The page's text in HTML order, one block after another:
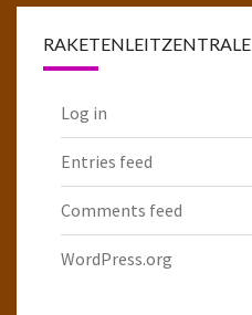
RAKETENLEITZENTRALE
Log in
Entries feed
Comments feed
WordPress.org